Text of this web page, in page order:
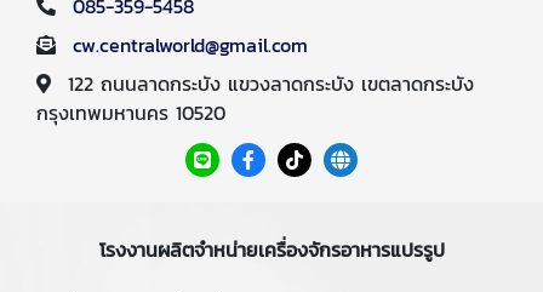
085-359-5458
cw.centralworld@gmail.com
122 ถนนลาดกระบัง แขวงลาดกระบัง เขตลาดกระบัง
กรุงเทพมหานคร 10520
โรงงานผลิตจำหน่ายเครื่องจักรอาหารแปรรูป